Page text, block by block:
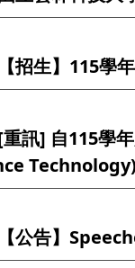
【招生】115學
訊] 自115學
【公告】